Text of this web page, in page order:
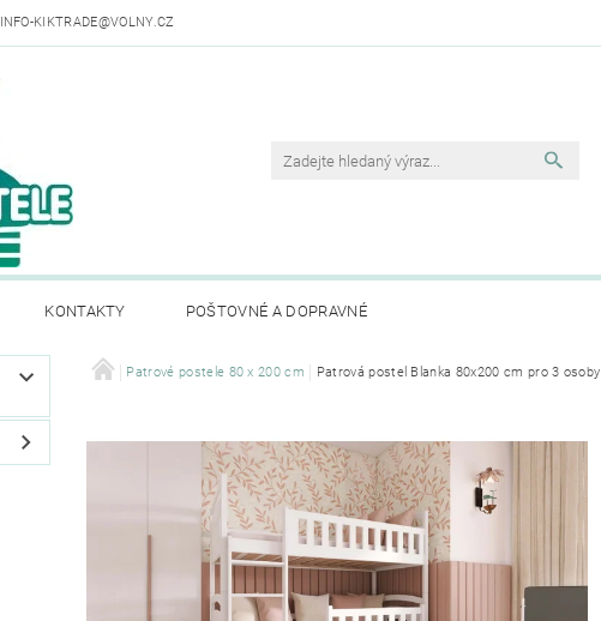
INFO-KIKTRADE@VOLNY.CZ
KONTAKTY POŠTOVNÉ A DOPRAVNÉ
Patrové postele 80 x 200 cm Patrová postel Blanka 80x200 cm pro 3 osoby